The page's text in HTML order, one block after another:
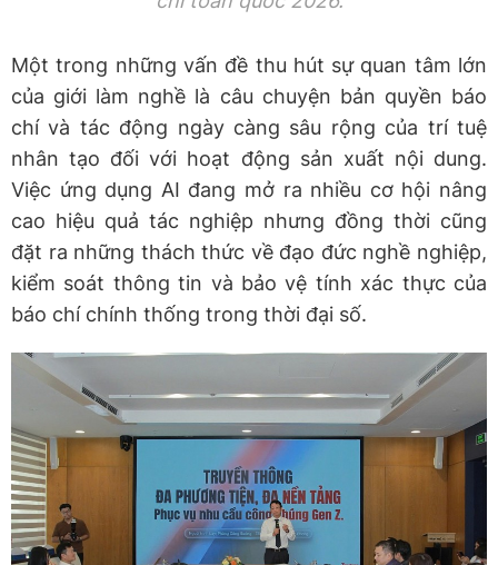
Một trong những vấn đề thu hút sự quan tâm lớn
của giới làm nghề là câu chuyện bản quyền báo
chí và tác động ngày càng sâu rộng của trí tuệ
nhân tạo đối với hoạt động sản xuất nội dung.
Việc ứng dụng AI đang mở ra nhiều cơ hội nâng
cao hiệu quả tác nghiệp nhưng đồng thời cũng
đặt ra những thách thức về đạo đức nghề nghiệp,
kiểm soát thông tin và bảo vệ tính xác thực của
báo chí chính thống trong thời đại số.